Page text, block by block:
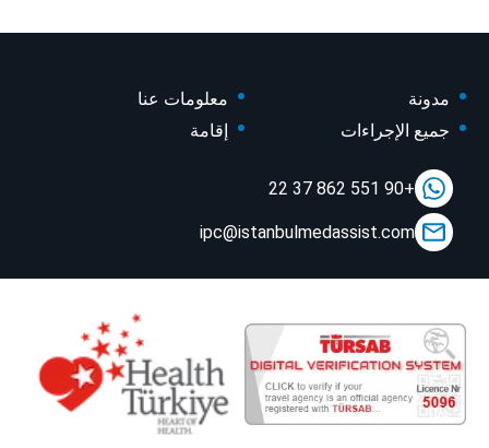
معلومات عنا
مدونة
إقامة
جميع الإجراءات
+90 551 862 37 22
ipc@istanbulmedassist.com